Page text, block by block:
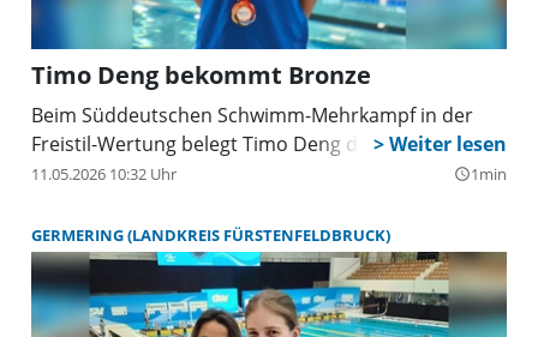
Timo Deng bekommt Bronze
Beim Süddeutschen Schwimm-Mehrkampf in der
Freistil-Wertung belegt Timo Deng den dritten Platz.
11.05.2026 10:32 Uhr query_builder1min
GERMERING (LANDKREIS FÜRSTENFELDBRUCK)